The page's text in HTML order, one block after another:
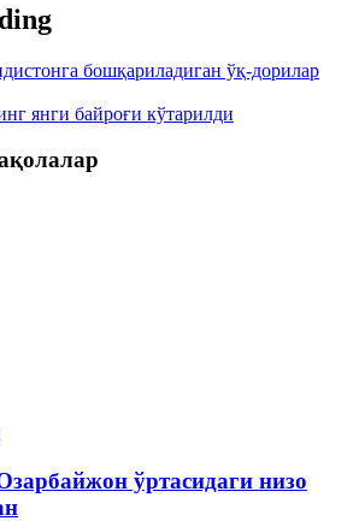
бошқариладиган ўқ-дорилар
янги байроғи кўтарилди
ўртасидаги низо